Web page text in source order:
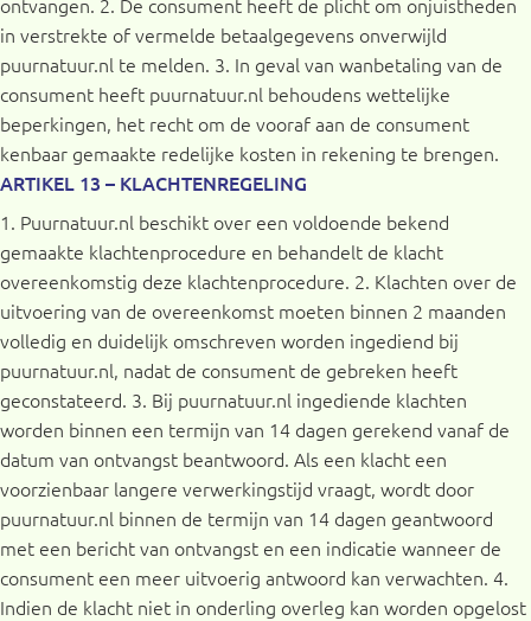
in verstrekte of vermelde betaalgegevens onverwijld
puurnatuur.nl te melden. 3. In geval van wanbetaling van de
consument heeft puurnatuur.nl behoudens wettelijke
beperkingen, het recht om de vooraf aan de consument
kenbaar gemaakte redelijke kosten in rekening te brengen.
ARTIKEL 13 – KLACHTENREGELING
1. Puurnatuur.nl beschikt over een voldoende bekend
gemaakte klachtenprocedure en behandelt de klacht
overeenkomstig deze klachtenprocedure. 2. Klachten over de
uitvoering van de overeenkomst moeten binnen 2 maanden
volledig en duidelijk omschreven worden ingediend bij
puurnatuur.nl, nadat de consument de gebreken heeft
geconstateerd. 3. Bij puurnatuur.nl ingediende klachten
worden binnen een termijn van 14 dagen gerekend vanaf de
datum van ontvangst beantwoord. Als een klacht een
voorzienbaar langere verwerkingstijd vraagt, wordt door
puurnatuur.nl binnen de termijn van 14 dagen geantwoord
met een bericht van ontvangst en een indicatie wanneer de
consument een meer uitvoerig antwoord kan verwachten. 4.
Indien de klacht niet in onderling overleg kan worden opgelost